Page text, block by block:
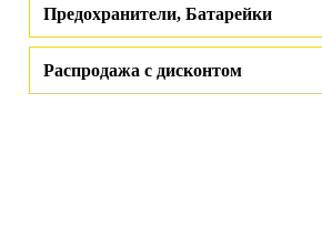
Предохранители, Батарейки
Распродажа с дисконтом